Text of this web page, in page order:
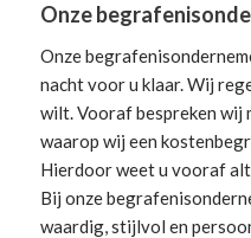
Onze
Onze
nacht voor u klaar. Wij
wilt. Vooraf bespreken wij
waarop wij een
Hierdoor weet u vooraf
Bij onze
waardig, stijlvol en